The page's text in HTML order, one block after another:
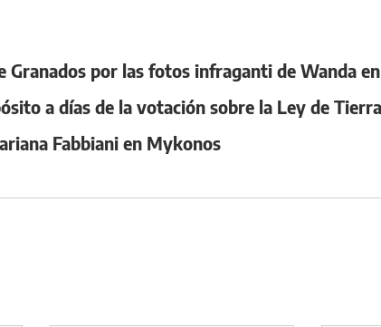
Granados por las fotos infraganti de Wanda
a días de la votación sobre la Ley de
Fabbiani en Mykonos